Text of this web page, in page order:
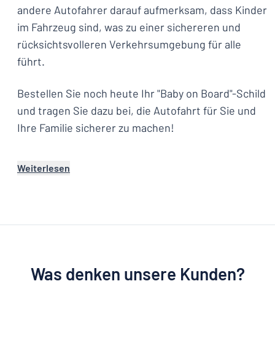
andere Autofahrer darauf aufmerksam, dass Kinder
im Fahrzeug sind, was zu einer sichereren und
rücksichtsvolleren Verkehrsumgebung für alle
führt.
Bestellen Sie noch heute Ihr "Baby on Board"-Schild
und tragen Sie dazu bei, die Autofahrt für Sie und
Ihre Familie sicherer zu machen!
Weiterlesen
Was denken unsere Kunden?